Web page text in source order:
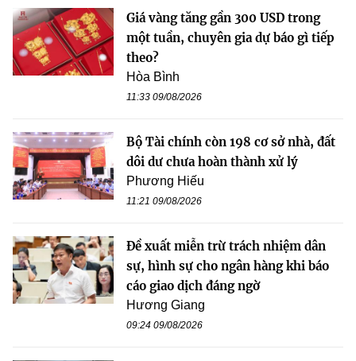
Giá vàng tăng gần 300 USD trong
một tuần, chuyên gia dự báo gì tiếp
theo?
Hòa Bình
11:33 09/08/2026
Bộ Tài chính còn 198 cơ sở nhà, đất
dôi dư chưa hoàn thành xử lý
Phương Hiếu
11:21 09/08/2026
Đề xuất miễn trừ trách nhiệm dân
sự, hình sự cho ngân hàng khi báo
cáo giao dịch đáng ngờ
Hương Giang
09:24 09/08/2026